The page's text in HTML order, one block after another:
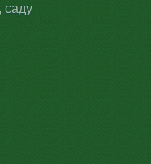
саду